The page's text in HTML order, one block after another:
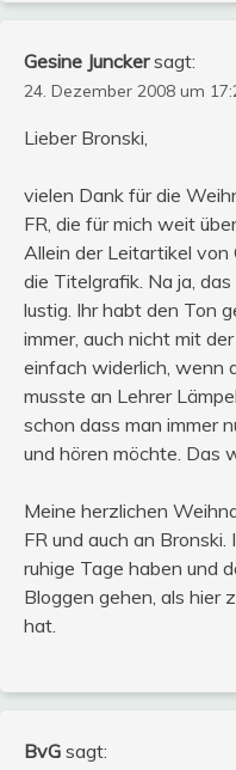
Gesine Juncker sagt:
24. Dezember 2008 um
Lieber Bronski,
vielen Dank für die
FR, die für mich weit
Allein der Leitartikel
die Titelgrafik. Na ja,
lustig. Ihr habt den Ton
immer, auch nicht mit
einfach widerlich, wenn
musste an Lehrer
schon dass man immer
und hören möchte. Das
Meine herzlichen
FR und auch an
ruhige Tage haben und
Bloggen gehen, als hier
hat.
BvG sagt: